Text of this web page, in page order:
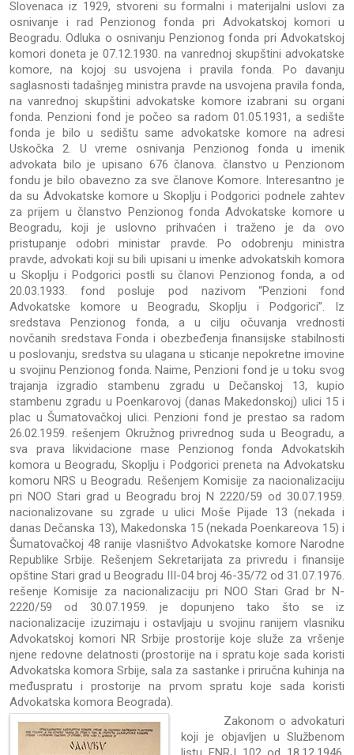
Slovenaca iz 1929, stvoreni su formalni i materijalni uslovi za
osnivanje i rad Penzionog fonda pri Advokatskoj komori u
Beogradu. Odluka o osnivanju Penzionog fonda pri Advokatskoj
komori doneta je 07.12.1930. na vanrednoj skupštini advokatske
komore, na kojoj su usvojena i pravila fonda. Po davanju
saglasnosti tadašnjeg ministra pravde na usvojena pravila fonda,
na vanrednoj skupštini advokatske komore izabrani su organi
fonda. Penzioni fond je počeo sa radom 01.05.1931, a sedište
fonda je bilo u sedištu same advokatske komore na adresi
Uskočka 2. U vreme osnivanja Penzionog fonda u imenik
advokata bilo je upisano 676 članova. članstvo u Penzionom
fondu je bilo obavezno za sve članove Komore. Interesantno je
da su Advokatske komore u Skoplju i Podgorici podnele zahtev
za prijem u članstvo Penzionog fonda Advokatske komore u
Beogradu, koji je uslovno prihvaćen i traženo je da ovo
pristupanje odobri ministar pravde. Po odobrenju ministra
pravde, advokati koji su bili upisani u imenke advokatskih komora
u Skoplju i Podgorici postli su članovi Penzionog fonda, a od
20.03.1933. fond posluje pod nazivom “Penzioni fond
Advokatske komore u Beogradu, Skoplju i Podgorici”. Iz
sredstava Penzionog fonda, a u cilju očuvanja vrednosti
novčanih sredstava Fonda i obezbeđenja finansijske stabilnosti
u poslovanju, sredstva su ulagana u sticanje nepokretne imovine
u svojinu Penzionog fonda. Naime, Penzioni fond je u toku svog
trajanja izgradio stambenu zgradu u Dečanskoj 13, kupio
stambenu zgradu u Poenkarovoj (danas Makedonskoj) ulici 15 i
plac u Šumatovačkoj ulici. Penzioni fond je prestao sa radom
26.02.1959. rešenjem Okružnog privrednog suda u Beogradu, a
sva prava likvidacione mase Penzionog fonda Advokatskih
komora u Beogradu, Skoplju i Podgorici preneta na Advokatsku
komoru NRS u Beogradu. Rešenjem Komisije za nacionalizaciju
pri NOO Stari grad u Beogradu broj N 2220/59 od 30.07.1959.
nacionalizovane su zgrade u ulici Moše Pijade 13 (nekada i
danas Dečanska 13), Makedonska 15 (nekada Poenkareova 15) i
Šumatovačkoj 48 ranije vlasništvo Advokatske komore Narodne
Republike Srbije. Rešenjem Sekretarijata za privredu i finansije
opštine Stari grad u Beogradu III-04 broj 46-35/72 od 31.07.1976.
rešenje Komisije za nacionalizaciju pri NOO Stari Grad br N-
2220/59 od 30.07.1959. je dopunjeno tako što se iz
nacionalizacije izuzimaju i ostavljaju u svojinu ranijem vlasniku
Advokatskoj komori NR Srbije prostorije koje služe za vršenje
njene redovne delatnosti (prostorije na i spratu koje sada koristi
Advokatska komora Srbije, sala za sastanke i priručna kuhinja na
međuspratu i prostorije na prvom spratu koje sada koristi
Advokatska komora Beograda).
Zakonom o advokaturi
koji je objavljen u Službenom